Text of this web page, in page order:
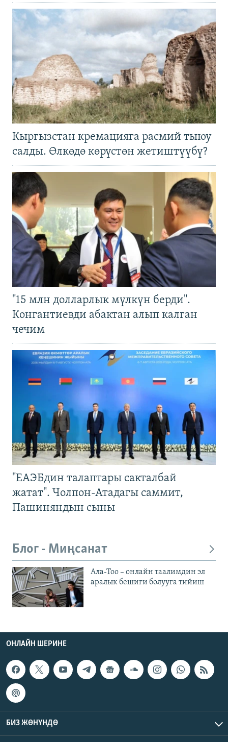
Кыргызстан кремацияга расмий тыюу
салды. Өлкөдө көрүстөн жетиштүүбү?
"15 млн долларлык мүлкүн берди".
Конгантиевди абактан алып калган
чечим
"ЕАЭБдин талаптары сакталбай
жатат". Чолпон-Атадагы саммит,
Пашиняндын сыны
Блог - Миңсанат
Ала-Тоо – онлайн таалимдин эл
аралык бешиги болууга тийиш
ОНЛАЙН ШЕРИНЕ
БИЗ ЖӨНҮНДӨ